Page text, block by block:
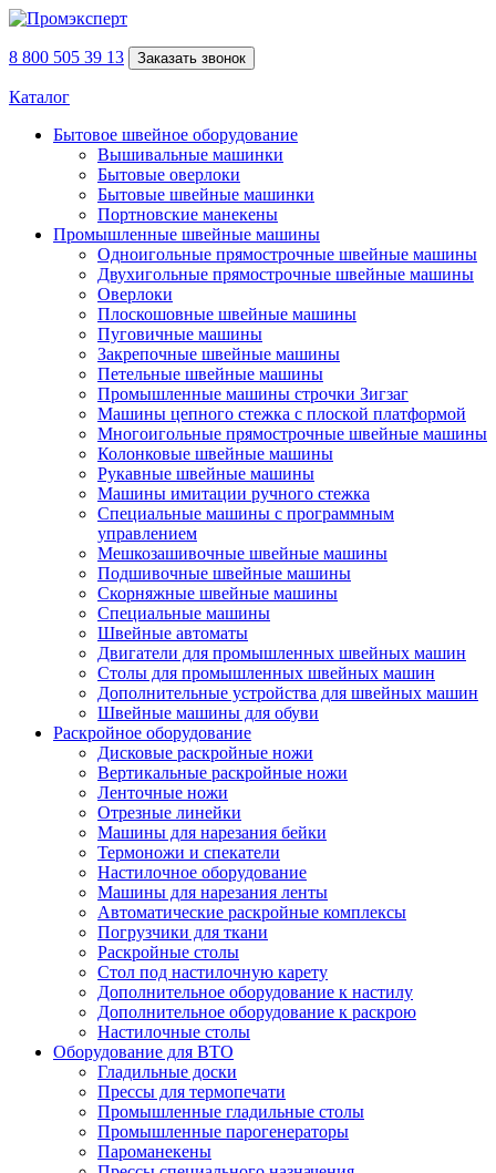
8 800 505 39 13 Заказать звонок
Каталог
Бытовое швейное оборудование
Вышивальные машинки
Бытовые оверлоки
Бытовые швейные машинки
Портновские манекены
Промышленные швейные машины
Одноигольные прямострочные швейные машины
Двухигольные прямострочные швейные машины
Оверлоки
Плоскошовные швейные машины
Пуговичные машины
Закрепочные швейные машины
Петельные швейные машины
Промышленные машины строчки Зигзаг
Машины цепного стежка с плоской платформой
Многоигольные прямострочные швейные машины
Колонковые швейные машины
Рукавные швейные машины
Машины имитации ручного стежка
Специальные машины с программным
управлением
Мешкозашивочные швейные машины
Подшивочные швейные машины
Скорняжные швейные машины
Специальные машины
Швейные автоматы
Двигатели для промышленных швейных машин
Столы для промышленных швейных машин
Дополнительные устройства для швейных машин
Швейные машины для обуви
Раскройное оборудование
Дисковые раскройные ножи
Вертикальные раскройные ножи
Ленточные ножи
Отрезные линейки
Машины для нарезания бейки
Термоножи и спекатели
Настилочное оборудование
Машины для нарезания ленты
Автоматические раскройные комплексы
Погрузчики для ткани
Раскройные столы
Стол под настилочную карету
Дополнительное оборудование к настилу
Дополнительное оборудование к раскрою
Настилочные столы
Оборудование для ВТО
Гладильные доски
Прессы для термопечати
Промышленные гладильные столы
Промышленные парогенераторы
Пароманекены